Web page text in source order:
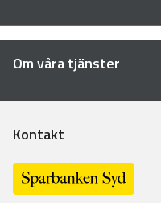
Om våra tjänster
Kontakt